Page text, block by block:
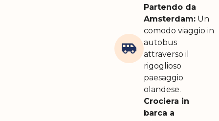
Partendo da
Amsterdam: Un
comodo viaggio in
autobus
attraverso il
rigoglioso
paesaggio
olandese.
Crociera in
barca a